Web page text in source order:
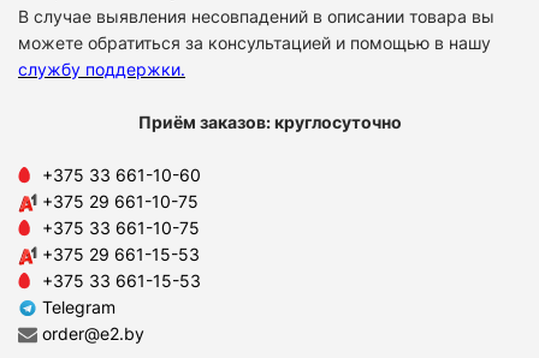
В случае выявления несовпадений в описании товара вы
можете обратиться за консультацией и помощью в нашу
службу поддержки.
Приём заказов: круглосуточно
+375 33 661-10-60
+375 29 661-10-75
+375 33 661-10-75
+375 29 661-15-53
+375 33 661-15-53
Telegram
order@e2.by